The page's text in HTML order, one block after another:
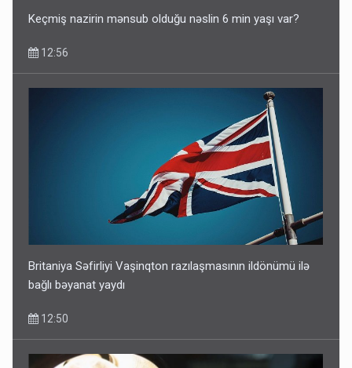
Keçmiş nazirin mənsub olduğu nəslin 6 min yaşı var?
12:56
Britaniya Səfirliyi Vaşinqton razılaşmasının ildönümü ilə
bağlı bəyanat yaydı
12:50